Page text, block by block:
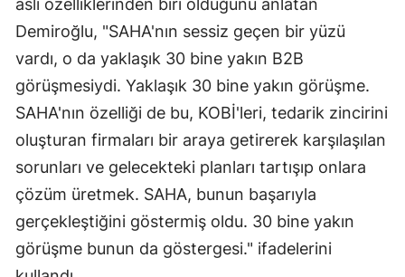
asli özelliklerinden biri olduğunu anlatan
Demiroğlu, "SAHA'nın sessiz geçen bir yüzü
vardı, o da yaklaşık 30 bine yakın B2B
görüşmesiydi. Yaklaşık 30 bine yakın görüşme.
SAHA'nın özelliği de bu, KOBİ'leri, tedarik zincirini
oluşturan firmaları bir araya getirerek karşılaşılan
sorunları ve gelecekteki planları tartışıp onlara
çözüm üretmek. SAHA, bunun başarıyla
gerçekleştiğini göstermiş oldu. 30 bine yakın
görüşme bunun da göstergesi." ifadelerini